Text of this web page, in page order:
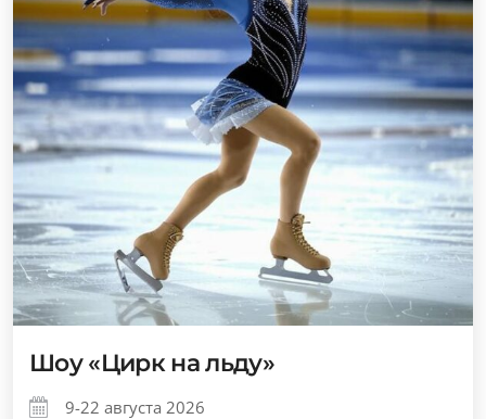
Шоу «Цирк на льду»
9-22 августа 2026